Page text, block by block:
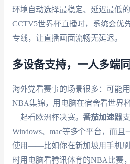
环境自动选择最稳定、延迟最低
CCTV5世界杯直播时，系统会优
专线，让直播画面流畅无延迟。
多设备支持，一人多端
海外党看赛事的场景很多：可能
NBA集锦，用电脑在宿舍看世界
一起看欧洲杯决赛。 番茄加速器
Windows、mac等多个平台，而且
使用——比如你在新加坡用手机刷
时用电脑看腾讯体育的NBA比赛